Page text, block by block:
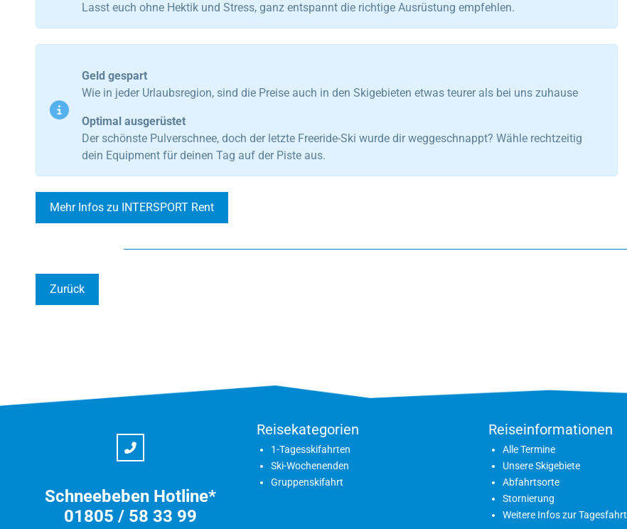
Lasst euch ohne Hektik und Stress, ganz entspannt die richtige Ausrüstung empfehlen.
Geld gespart
Wie in jeder Urlaubsregion, sind die Preise auch in den Skigebieten etwas teurer als bei uns zuhause
Optimal ausgerüstet
Der schönste Pulverschnee, doch der letzte Freeride-Ski wurde dir weggeschnappt? Wähle rechtzeitig
dein Equipment für deinen Tag auf der Piste aus.
Mehr Infos zu INTERSPORT Rent
Zurück
Schneebeben Hotline*
01805 / 58 33 99
Reisekategorien
1-Tagesskifahrten
Ski-Wochenenden
Gruppenskifahrt
Reiseinformationen
Alle Termine
Unsere Skigebiete
Abfahrtsorte
Stornierung
Weitere Infos zur Tagesfahrt